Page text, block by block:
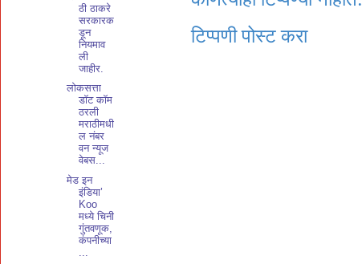
टिप्पणी पोस्ट करा
ठी ठाकरे
सरकारक
डून
नियमाव
ली
जाहीर.
लोकसत्ता
डॉट कॉम
ठरली
मराठीमधी
ल नंबर
वन न्यूज
वेबस...
मेड इन
इंडिया’
Koo
मध्ये चिनी
गुंतवणूक,
कंपनीच्या
...